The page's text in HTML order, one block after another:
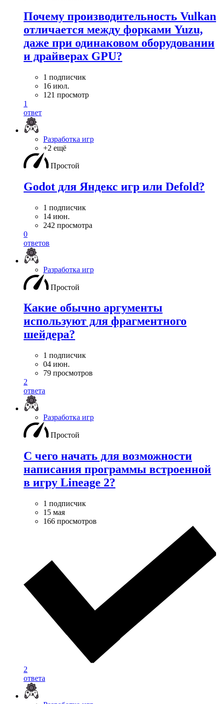
Почему производительность Vulkan
отличается между форками Yuzu,
даже при одинаковом оборудовании
и драйверах GPU?
1 подписчик
16 июл.
121 просмотр
1
ответ
Разработка игр
+2 ещё
Простой
Godot для Яндекс игр или Defold?
1 подписчик
14 июн.
242 просмотра
0
ответов
Разработка игр
Простой
Какие обычно аргументы
используют для фрагментного
шейдера?
1 подписчик
04 июн.
79 просмотров
2
ответа
Разработка игр
Простой
С чего начать для возможности
написания программы встроенной
в игру Lineage 2?
1 подписчик
15 мая
166 просмотров
2
ответа